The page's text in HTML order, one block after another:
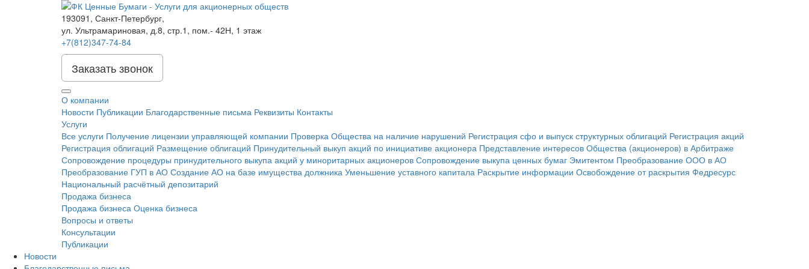
193091 , Санкт-Петербург,
ул. Ультрамариновая, д.8, стр.1, пом.- 42Н, 1 этаж
+7(812)347-74-84
Заказать звонок
О компании
Новости Публикации Благодарственные письма Реквизиты Контакты
Услуги
Все услуги Получение лицензии управляющей компании Проверка Общества на наличие нарушений Регистрация сфо и выпуск структурных облигаций Регистрация акций
Регистрация облигаций Размещение облигаций Принудительный выкуп акций по инициативе акционера Представление интересов Общества (акционеров) в Арбитраже
Сопровождение процедуры принудительного выкупа акций у миноритарных акционеров Сопровождение выкупа ценных бумаг Эмитентом Преобразование ООО в АО
Преобразование ГУП в АО Создание АО на базе имущества должника Уменьшение уставного капитала Раскрытие информации Освобождение от раскрытия Федресурс
Национальный расчётный депозитарий
Продажа бизнеса
Продажа бизнеса Оценка бизнеса
Вопросы и ответы
Консультации
Публикации
Новости